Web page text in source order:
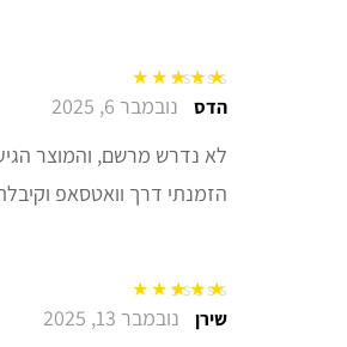
דורג5מתוך 5 הדס נובמבר 6, 2025
לא נדרש מרשם, והמוצר
הזמנתי דרך וואטסאפ
דורג5מתוך 5 שירן נובמבר 13, 2025